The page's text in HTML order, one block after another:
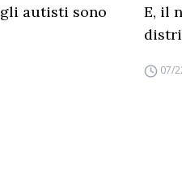
autisti sono
E, il
07/